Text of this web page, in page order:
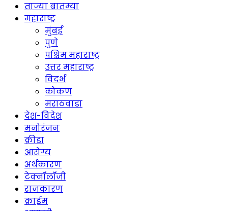
ताज्या बातम्या
महाराष्ट्र
मुंबई
पुणे
पश्चिम महाराष्ट्र
उत्तर महाराष्ट्र
विदर्भ
कोकण
मराठवाडा
देश-विदेश
मनोरंजन
क्रीडा
आरोग्य
अर्थकारण
टेक्नॉलॉजी
राजकारण
क्राईम